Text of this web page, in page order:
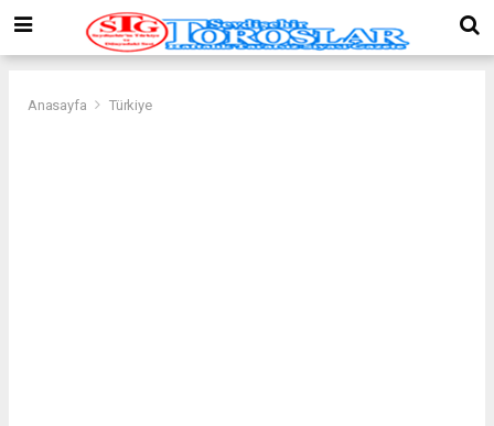
Anasayfa Türkiye